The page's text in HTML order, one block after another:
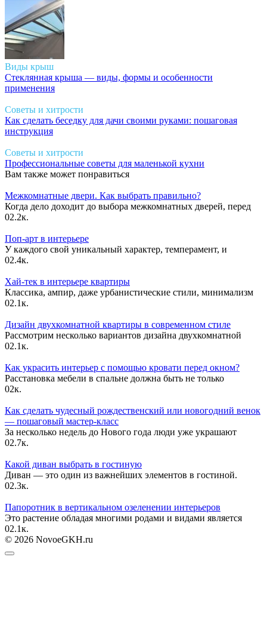
Виды крыш
Стеклянная крыша — виды, формы и особенности
применения
Советы и хитрости
Как сделать беседку для дачи своими руками: пошаговая
инструкция
Советы и хитрости
Профессиональные советы для маленькой кухни
Вам также может понравиться
Межкомнатные двери. Как выбрать правильно?
Когда дело доходит до выбора межкомнатных дверей, перед
02.2к.
Поп-арт в интерьере
У каждого свой уникальный характер, темперамент, и
02.4к.
Хай-тек в интерьере квартиры
Классика, ампир, даже урбанистические стили, минимализм
02.1к.
Дизайн двухкомнатной квартиры в современном стиле
Рассмотрим несколько вариантов дизайна двухкомнатной
02.1к.
Как украсить интерьер с помощью кровати перед окном?
Расстановка мебели в спальне должна быть не только
02к.
Как сделать чудесный рождественский или новогодний венок
— пошаговый мастер-класс
За несколько недель до Нового года люди уже украшают
02.7к.
Какой диван выбрать в гостиную
Диван — это один из важнейших элементов в гостиной.
02.3к.
Папоротник в вертикальном озеленении интерьеров
Это растение обладая многими родами и видами является
02.1к.
© 2026 NovoeGKH.ru